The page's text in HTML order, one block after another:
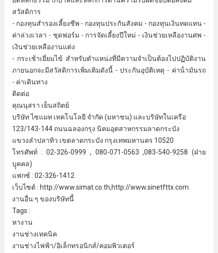
สวัสดิการ
- กองทุนสํารองเลี้ยงชีพ - กองทุนประกันสังคม - กองทุนเงินทดแทน -
ค่าล่วงเวลา - ชุดฟอร์ม - การจัดเลี้ยงปีใหม่ - เงินช่วยเหลืองานศพ -
เงินช่วยเหลืองานแต่ง
- กระเช้าเยี่ยมไข้ สําหรับตําแหน่งที่มีความจําเป็นต้องไปปฏิบัติงาน
ภายนอกจะมีสวัสดิการเพิ่มเติมดังนี้ - ประกันอุบัติเหตุ - ค่าน้ํามันรถ
- ค่าเดินทาง
ติดต่อ
คุณนุสรา เย็นสถิตย์
บริษัท ไซแมท เทคโนโลยี จํากัด (มหาชน) และบริษัทในเครือ
123/143-144 ถนนฉลองกรุง นิคมอุตสาหกรรมลาดกระบัง
แขวงลําปลาทิว เขตลาดกระบัง กรุงเทพมหานคร 10520
โทรศัพท์ : 02-326-0999 , 080-071-0563 ,083-540-9258 (ฝ่าย
บุุคคล)
แฟกซ์ : 02-326-1412
เว็บไซต์ : http://www.simat.co.th,http://www.sinetfttx.com
งานอื่น ๆ ของบริษัทนี้
Tags :
หางาน
งานช่างเทคนิค
งานช่างไฟฟ้า/อิเล็กทรอนิกส์/คอมพิวเตอร์